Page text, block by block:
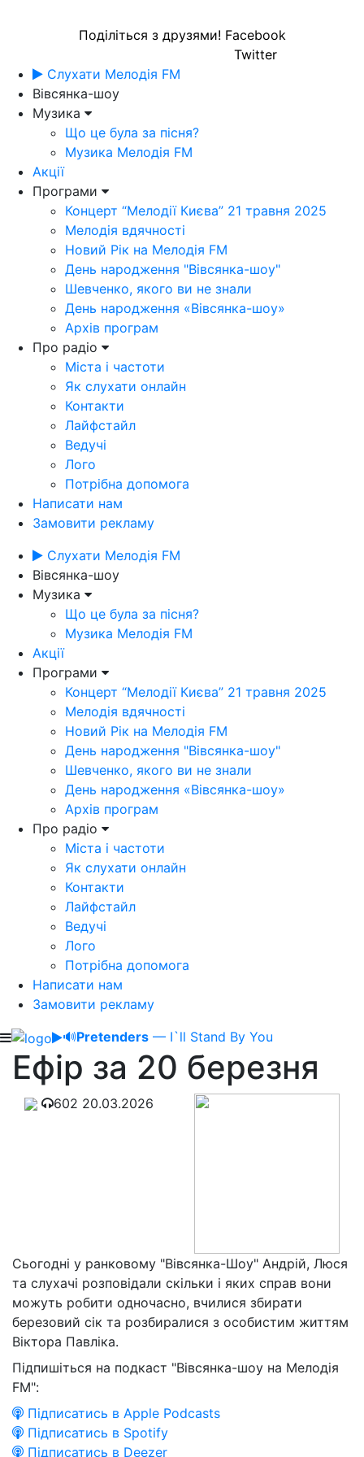
Поділіться з друзями! Facebook
Twitter
Слухати Мелодія FM
Вівсянка-шоу
Музика
Що це була за пісня?
Музика Мелодія FM
Акції
Програми
Концерт “Мелодії Києва” 21 травня 2025
Мелодія вдячності
Новий Рік на Мелодія FM
День народження "Вівсянка-шоу"
Шевченко, якого ви не знали
День народження «Вівсянка-шоу»
Архів програм
Про радіо
Міста і частоти
Як слухати онлайн
Контакти
Лайфстайл
Ведучі
Лого
Потрібна допомога
Написати нам
Замовити рекламу
Слухати Мелодія FM
Вівсянка-шоу
Музика
Що це була за пісня?
Музика Мелодія FM
Акції
Програми
Концерт “Мелодії Києва” 21 травня 2025
Мелодія вдячності
Новий Рік на Мелодія FM
День народження "Вівсянка-шоу"
Шевченко, якого ви не знали
День народження «Вівсянка-шоу»
Архів програм
Про радіо
Міста і частоти
Як слухати онлайн
Контакти
Лайфстайл
Ведучі
Лого
Потрібна допомога
Написати нам
Замовити рекламу
🔊Pretenders — I`ll Stand By You
Ефір за 20 березня
602 20.03.2026
Сьогодні у ранковому "Вівсянка-Шоу" Андрій, Люся
та слухачі розповідали скільки і яких справ вони
можуть робити одночасно, вчилися збирати
березовий сік та розбиралися з особистим життям
Віктора Павліка.
Підпишіться на подкаст "Вівсянка-шоу на Мелодія
FM":
Підписатись в Apple Podcasts
Підписатись в Spotify
Підписатись в Deezer